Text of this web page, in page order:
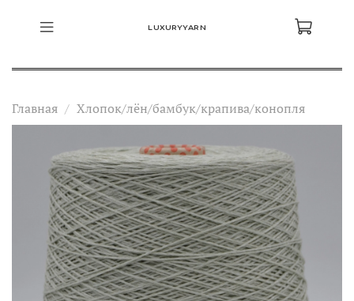
LUXURYYARN
Главная Хлопок/лён/бамбук/крапива/конопля